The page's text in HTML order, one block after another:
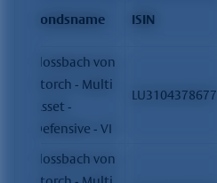
Fondsname ISIN
Flossbach von
Storch - Multi
Asset -
Defensive - VI
LU3104378677
Flossbach von